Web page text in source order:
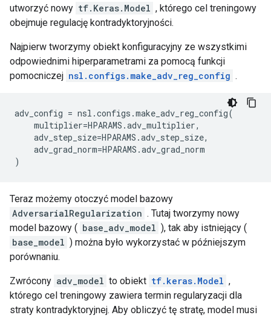
utworzyć nowy tf.Keras.Model , którego cel treningowy
obejmuje regulację kontradyktoryjności.
Najpierw tworzymy obiekt konfiguracyjny ze wszystkimi
odpowiednimi hiperparametrami za pomocą funkcji
pomocniczej nsl.configs.make_adv_reg_config .
adv_config = nsl .configs .make_adv_reg_config(
multiplier=HPARAMS .adv_multiplier,
adv_step_size=HPARAMS .adv_step_size,
adv_grad_norm=HPARAMS .adv_grad_norm
)
Teraz możemy otoczyć model bazowy
AdversarialRegularization . Tutaj tworzymy nowy
model bazowy ( base_adv_model ), tak aby istniejący (
base_model ) można było wykorzystać w późniejszym
porównaniu.
Zwrócony adv_model to obiekt tf.keras.Model ,
którego cel treningowy zawiera termin regularyzacji dla
straty kontradyktoryjnej. Aby obliczyć tę stratę, model musi